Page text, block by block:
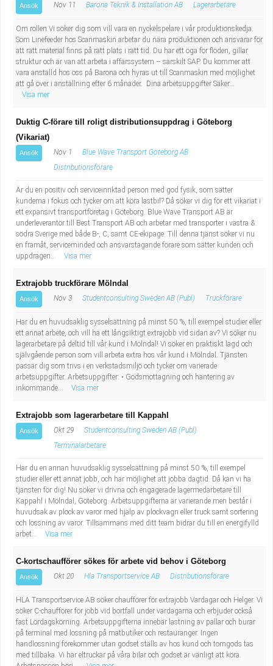
Ansök Nov 11 Barona Teknik & Installation AB Lagerarbetare
Om rollen Vi söker dig som vill vara en nyckelspelare i vår produktionskedja.
Som Linefeeder hos Scanmaskin arbetar du nära produktionen och ansvarar för
att rätt material finns på rätt plats i rätt tid. Du har ett öga för flöden, gillar
struktur och är van att arbeta i affärssystem – särskilt SAP. Du kommer att
vara anställd hos oss på Barona och hyras ut till Scanmaskin med möjlighet
att gå över i anställning efter 6 månader. Dina arbetsuppgifter Säker...
Visa mer
Duktig C-förare till roligt distributionsuppdrag i Göteborg
(Vikariat)
Ansök Nov 1
Blue Wave Transport Göteborg AB
Distributionsförare
Är du en positiv och serviceinriktad person med god fysik, som sätter
kunderna i fokus och tycker om att köra lastbil? Då söker vi dig för ett vikariat i
ett expansivt transportföretag i Göteborg. Blue Wave Transport AB är
underleverantör till Best Transport AB och arbetar med transporter i västra &
södra Sverige med både B-, C, samt CE-ekipage. Till denna tjänst söker vi nu
en framåt, serviceminded och ansvarstagande förare som sätter kunden och
uppdragen...
Visa mer
Extrajobb truckförare Mölndal
Ansök Nov 3 Studentconsulting Sweden AB (Publ) Truckförare
Har du en huvudsaklig sysselsättning på minst 50 %, till exempel studier eller
ett annat arbete, och vill ha ett långsiktigt extrajobb vid sidan av? Vi söker nu
lagerarbetare på deltid till vår kund i Mölndal! Vi söker en praktiskt lagd och
självgående person som vill arbeta extra hos vår kund i Mölndal. Tjänsten
passar dig som trivs i en verkstadsmiljö och tycker om varierade
arbetsuppgifter. Arbetsuppgifter: • Godsmottagning och hantering av
inkommande...
Visa mer
Extrajobb som lagerarbetare till Kappahl
Ansök Okt 29
Studentconsulting Sweden AB (Publ)
Terminalarbetare
Har du en annan huvudsaklig sysselsättning på minst 50 %, till exempel
studier eller ett annat jobb, och har möjlighet att jobba dagtid. Då kan vi ha
tjänsten för dig! Nu söker vi drivna och engagerade lagermedarbetare till
Kappahl i Mölndal, Göteborg. Arbetsuppgifterna är varierande men består i
huvudsak av plock av varor med hjälp av plockvagn eller truck samt sortering
och lossning av varor. Tillsammans med ditt team bidrar du till en energifylld
arbet...
Visa mer
C-kortschaufförer sökes för arbete vid behov i Göteborg
Ansök Okt 20 Hla Transportservice AB Distributionsförare
HLA Transportservice AB söker chaufförer för extrajobb Vardagar och Helger. Vi
söker C-chaufförer för jobb vid bortfall under vardagarna och erbjuder också
fast Lördagskörning. Arbetsuppgifterna innebär lastning av pallar och burar
på terminal med lossning på matbutiker och restauranger. Ingen
handlossning förekommer utan godset ställs av hos kund och tomgods tas
med tillbaka. Vi har eltruckar på våra bilar och godset är vänligt att köra.